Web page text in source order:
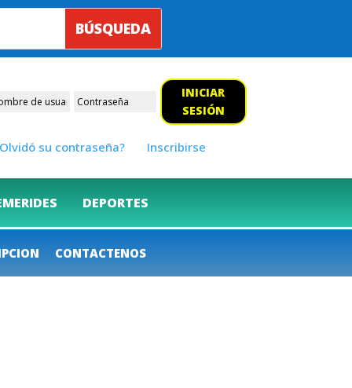
INICIAR
SESIÓN
su contraseña? Inscribirse
DEPORTES
CONTACTENOS